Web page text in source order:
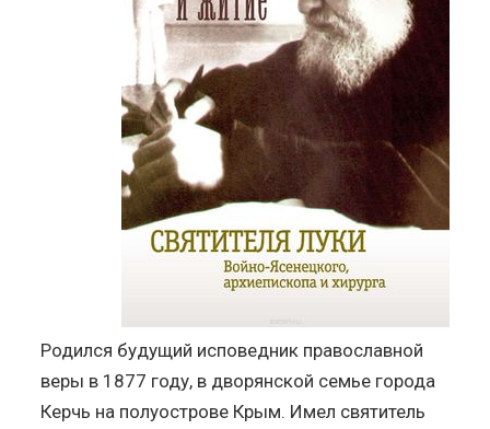
Родился будущий исповедник православной
веры в 1877 году, в дворянской семье города
Керчь на полуострове Крым. Имел святитель